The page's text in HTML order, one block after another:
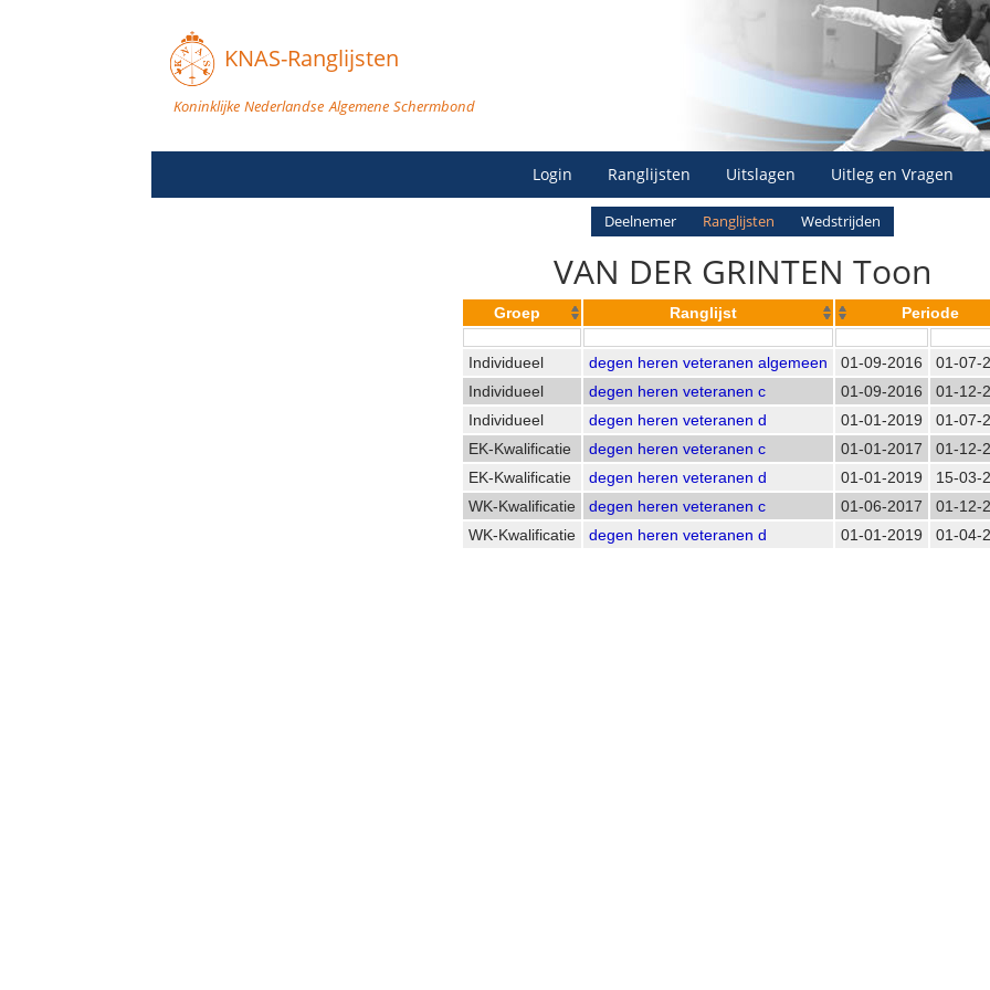
KNAS-Ranglijsten
Koninklijke Nederlandse Algemene Schermbond
Login Ranglijsten Uitslagen Uitleg en Vragen
Deelnemer Ranglijsten Wedstrijden
VAN DER GRINTEN Toon
Groep Ranglijst Periode
Individueel degen heren veteranen algemeen 01-09-2016
01-07-
Individueel
degen heren veteranen c 01-09-2016
01-12-
Individueel
degen heren veteranen d 01-01-2019
01-07-
EK-Kwalificatie
degen heren veteranen c 01-01-2017
01-12-
EK-Kwalificatie
degen heren veteranen d 01-01-2019
15-03-
WK-Kwalificatie
degen heren veteranen c 01-06-2017
01-12-
WK-Kwalificatie
degen heren veteranen d 01-01-2019 01-04-